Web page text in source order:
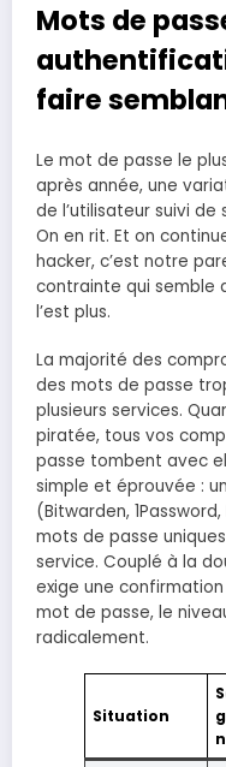
Mots de
faire
Le mot de passe le
après année, une
de l’utilisateur suivi
On en rit. Et on
hacker, c’est notre
contrainte qui semble
l’est plus.
La majorité des
des mots de passe
plusieurs services.
piratée, tous vos
passe tombent avec
simple et éprouvée :
(Bitwarden,
mots de passe
service. Couplé à la
exige une
mot de passe, le
radicalement.
Situation